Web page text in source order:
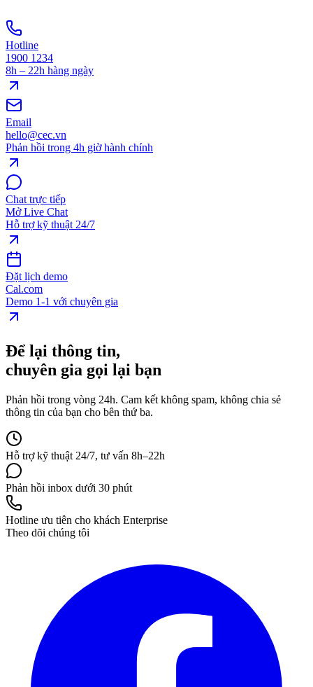
Hotline
1900 1234
8h – 22h hàng ngày
Email
hello@cec.vn
Phản hồi trong 4h giờ hành chính
Chat trực tiếp
Mở Live Chat
Hỗ trợ kỹ thuật 24/7
Đặt lịch demo
Cal.com
Demo 1-1 với chuyên gia
Để lại thông tin,
chuyên gia gọi lại bạn
Phản hồi trong vòng 24h. Cam kết không spam, không chia sẻ
thông tin của bạn cho bên thứ ba.
Hỗ trợ kỹ thuật 24/7, tư vấn 8h–22h
Phản hồi inbox dưới 30 phút
Hotline ưu tiên cho khách Enterprise
Theo dõi chúng tôi